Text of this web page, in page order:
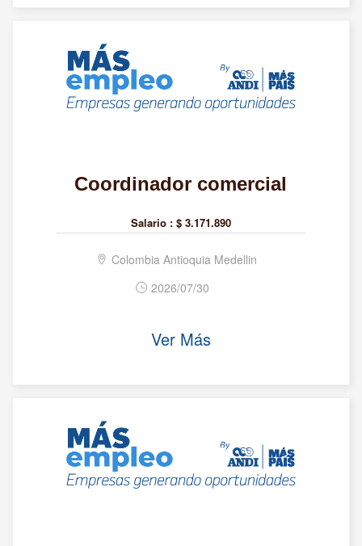
Coordinador comercial
Salario : $ 3.171.890
Colombia Antioquia Medellin
2026/07/30
Ver Más